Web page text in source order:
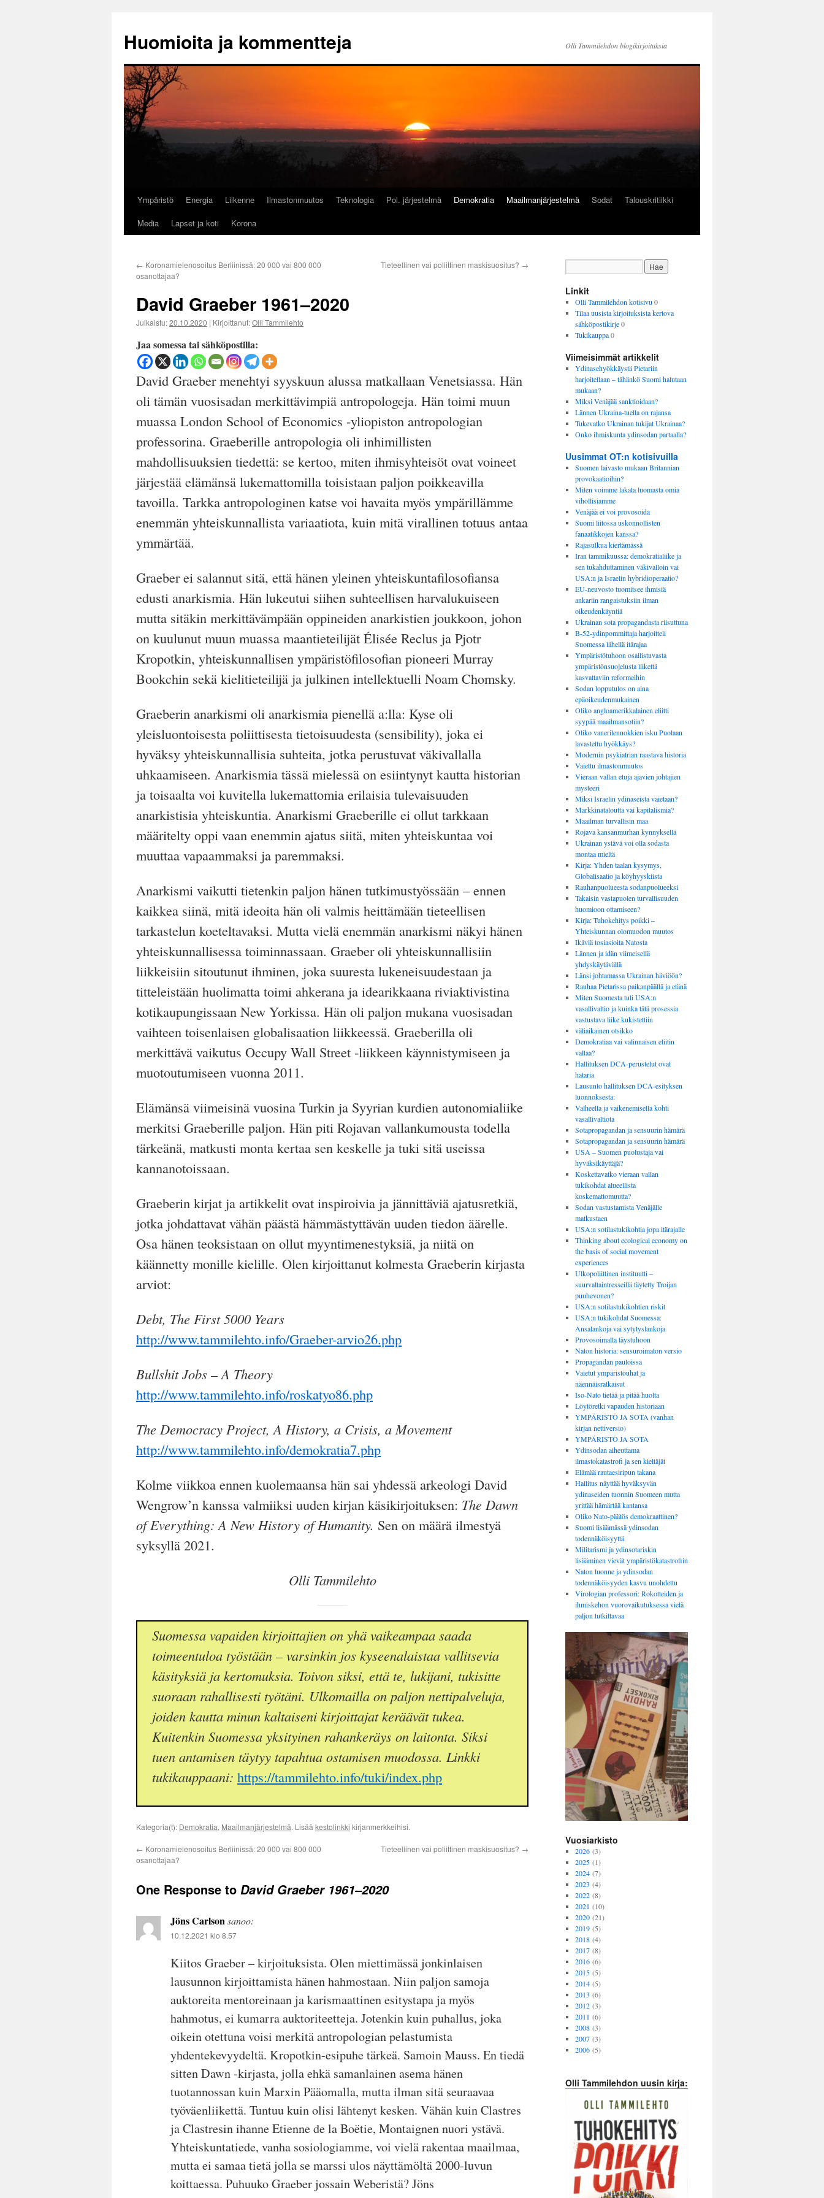
Huomioita ja kommentteja Olli Tammilehdon blogikirjoituksia
Siirry
sisältöön
Ympäristö Energia Liikenne Ilmastonmuutos Teknologia Pol. järjestelmä Demokratia Maailmanjärjestelmä Sodat
Talouskritiikki
Media
Lapset ja koti Korona
← Koronamielenosoitus Berliinissä: 20 000 vai 800 000
osanottajaa?
Tieteellinen vai poliittinen maskisuositus? →
David Graeber 1961–2020
Julkaistu:20.10.2020 | Kirjoittanut:Olli Tammilehto
Jaa somessa tai sähköpostilla:
David Graeber menehtyi syyskuun alussa matkallaan Venetsiassa. Hän
oli tämän vuosisadan merkittävimpiä antropologeja. Hän toimi muun
muassa London School of Economics -yliopiston antropologian
professorina. Graeberille antropologia oli inhimillisten
mahdollisuuksien tiedettä: se kertoo, miten ihmisyhteisöt ovat voineet
järjestää elämänsä lukemattomilla toisistaan paljon poikkeavilla
tavoilla. Tarkka antropologinen katse voi havaita myös ympärillämme
enemmän yhteiskunnallista variaatiota, kuin mitä virallinen totuus antaa
ymmärtää.
Graeber ei salannut sitä, että hänen yleinen yhteiskuntafilosofiansa
edusti anarkismia. Hän lukeutui siihen suhteellisen harvalukuiseen
mutta sitäkin merkittävämpään oppineiden anarkistien joukkoon, johon
on kuulunut muun muassa maantieteilijät Élisée Reclus ja Pjotr
Kropotkin, yhteiskunnallisen ympäristöfilosofian pioneeri Murray
Bookchin sekä kielitieteilijä ja julkinen intellektuelli Noam Chomsky.
Graeberin anarkismi oli anarkismia pienellä a:lla: Kyse oli
yleisluontoisesta poliittisesta tietoisuudesta (sensibility), joka ei
hyväksy yhteiskunnallisia suhteita, jotka perustuvat väkivallalla
uhkaamiseen. Anarkismia tässä mielessä on esiintynyt kautta historian
ja toisaalta voi kuvitella lukemattomia erilaisia tulevaisuuden
anarkistisia yhteiskuntia. Anarkismi Graeberille ei ollut tarkkaan
määritelty oppi vaan enemmin ajatus siitä, miten yhteiskuntaa voi
muuttaa vapaammaksi ja paremmaksi.
Anarkismi vaikutti tietenkin paljon hänen tutkimustyössään – ennen
kaikkea siinä, mitä ideoita hän oli valmis heittämään tieteellisen
tarkastelun koeteltavaksi. Mutta vielä enemmän anarkismi näkyi hänen
yhteiskunnallisessa toiminnassaan. Graeber oli yhteiskunnallisiin
liikkeisiin sitoutunut ihminen, joka suuresta lukeneisuudestaan ja
titteleistään huolimatta toimi ahkerana ja idearikkaana riviaktivistina
kotikaupungissaan New Yorkissa. Hän oli paljon mukana vuosisadan
vaihteen toisenlaisen globalisaation liikkeessä. Graeberilla oli
merkittävä vaikutus Occupy Wall Street -liikkeen käynnistymiseen ja
muotoutumiseen vuonna 2011.
Elämänsä viimeisinä vuosina Turkin ja Syyrian kurdien autonomialiike
merkitsi Graeberille paljon. Hän piti Rojavan vallankumousta todella
tärkeänä, matkusti monta kertaa sen keskelle ja tuki sitä useissa
kannanotoissaan.
Graeberin kirjat ja artikkelit ovat inspiroivia ja jännittäviä ajatusretkiä,
jotka johdattavat vähän päästä hämmästyttävän uuden tiedon äärelle.
Osa hänen teoksistaan on ollut myyntimenestyksiä, ja niitä on
käännetty monille kielille. Olen kirjoittanut kolmesta Graeberin kirjasta
arviot:
Debt, The First 5000 Years
http://www.tammilehto.info/Graeber-arvio26.php
Bullshit Jobs – A Theory
http://www.tammilehto.info/roskatyo86.php
The Democracy Project, A History, a Crisis, a Movement
http://www.tammilehto.info/demokratia7.php
Kolme viikkoa ennen kuolemaansa hän sai yhdessä arkeologi David
Wengrow’n kanssa valmiiksi uuden kirjan käsikirjoituksen: The Dawn
of Everything: A New History of Humanity. Sen on määrä ilmestyä
syksyllä 2021.
Olli Tammilehto
Suomessa vapaiden kirjoittajien on yhä vaikeampaa saada
toimeentuloa työstään – varsinkin jos kyseenalaistaa vallitsevia
käsityksiä ja kertomuksia. Toivon siksi, että te, lukijani, tukisitte
suoraan rahallisesti työtäni. Ulkomailla on paljon nettipalveluja,
joiden kautta minun kaltaiseni kirjoittajat keräävät tukea.
Kuitenkin Suomessa yksityinen rahankeräys on laitonta. Siksi
tuen antamisen täytyy tapahtua ostamisen muodossa. Linkki
tukikauppaani: https://tammilehto.info/tuki/index.php
Kategoria(t): Demokratia, Maailmanjärjestelmä. Lisää kestolinkki kirjanmerkkeihisi.
← Koronamielenosoitus Berliinissä: 20 000 vai 800 000
osanottajaa?
Tieteellinen vai poliittinen maskisuositus? →
One Response to David Graeber 1961–2020
Jöns Carlsonsanoo:
10.12.2021 klo 8.57
Kiitos Graeber – kirjoituksista. Olen miettimässä jonkinlaisen
lausunnon kirjoittamista hänen hahmostaan. Niin paljon samoja
auktoreita mentoreinaan ja karismaattinen esitystapa ja myös
hahmotus, ei kumarra auktoriteetteja. Jotenkin kuin puhallus, joka
oikein otettuna voisi merkitä antropologian pelastumista
yhdentekevyydeltä. Kropotkin-esipuhe tärkeä. Samoin Mauss. En tiedä
sitten Dawn -kirjasta, jolla ehkä samanlainen asema hänen
tuotannossan kuin Marxin Pääomalla, mutta ilman sitä seuraavaa
työväenliikettä. Tuntuu kuin olisi lähtenyt kesken. Vähän kuin Clastres
ja Clastresin ihanne Etienne de la Boëtie, Montaignen nuori ystävä.
Yhteiskuntatiede, vanha sosiologiamme, voi vielä rakentaa maailmaa,
mutta ei samaa tietä jolla se marssi ulos näyttämöltä 2000-luvun
koittaessa. Puhuuko Graeber jossain Weberistä? Jöns
Linkit
Olli Tammilehdon kotisivu 0
Tilaa uusista kirjoituksista kertova
sähköpostikirje0
Tukikauppa0
Viimeisimmät artikkelit
Ydinasehyökkäystä Pietariin
harjoitellaan – tähänkö Suomi halutaan
mukaan?
Miksi Venäjää sanktioidaan?
Lännen Ukraina-tuella on rajansa
Tukevatko Ukrainan tukijat Ukrainaa?
Onko ihmiskunta ydinsodan partaalla?
Uusimmat OT:n kotisivuilla
Suomen laivasto mukaan Britannian
provokaatioihin?
Miten voimme lakata luomasta omia
vihollisiamme
Venäjää ei voi provosoida
Suomi liitossa uskonnollisten
fanaatikkojen kanssa?
Rajasulkua kiertämässä
Iran tammikuussa: demokratialiike ja
sen tukahduttaminen väkivalloin vai
USA:n ja Israelin hybridioperaatio?
EU-neuvosto tuomitsee ihmisiä
ankariin rangaistuksiin ilman
oikeudenkäyntiä
Ukrainan sota propagandasta riisuttuna
B-52-ydinpommittaja harjoitteli
Suomessa lähellä itärajaa
Ympäristötuhoon osallistuvasta
ympäristönsuojelusta liikettä
kasvattaviin reformeihin
Sodan lopputulos on aina
epäoikeudenmukainen
Oliko angloamerikkalainen eliitti
syypää maailmansotiin?
Oliko vanerilennokkien isku Puolaan
lavastettu hyökkäys?
Modernin psykiatrian raastava historia
Vaiettu ilmastonmuutos
Vieraan vallan etuja ajavien johtajien
mysteeri
Miksi Israelin ydinaseista vaietaan?
Markkinataloutta vai kapitalismia?
Maailman turvallisin maa
Rojava kansanmurhan kynnyksellä
Ukrainan ystävä voi olla sodasta
montaa mieltä
Kirja: Yhden taalan kysymys,
Globalisaatio ja köyhyyskiista
Rauhanpuolueesta sodanpuolueeksi
Takaisin vastapuolen turvallisuuden
huomioon ottamiseen?
Kirja: Tuhokehitys poikki –
Yhteiskunnan olomuodon muutos
Ikäviä tosiasioita Natosta
Lännen ja idän viimeisellä
yhdyskäytävällä
Länsi johtamassa Ukrainan häviöön?
Rauhaa Pietarissa paikanpäällä ja etänä
Miten Suomesta tuli USA:n
vasallivaltio ja kuinka tätä prosessia
vastustava liike kukistettiin
väliaikainen otsikko
Demokratiaa vai valinnaisen eliitin
valtaa?
Hallituksen DCA-perustelut ovat
hataria
Lausunto hallituksen DCA-esityksen
luonnoksesta:
Valheella ja vaikenemisella kohti
vasallivaltiota
Sotapropagandan ja sensuurin hämärä
Sotapropagandan ja sensuurin hämärä
USA – Suomen puolustaja vai
hyväksikäyttäjä?
Koskettavatko vieraan vallan
tukikohdat alueellista
koskemattomuutta?
Sodan vastustamista Venäjälle
matkustaen
USA:n sotilastukikohtia jopa itärajalle
Thinking about ecological economy on
the basis of social movement
experiences
Ulkopoliittinen instituutti –
suurvaltaintresseillä täytetty Troijan
puuhevonen?
USA:n sotilastukikohtien riskit
USA:n tukikohdat Suomessa:
Ansalankoja vai sytytyslankoja
Provosoimalla täystuhoon
Naton historia: sensuroimaton versio
Propagandan pauloissa
Vaietut ympäristöuhat ja
näennäisratkaisut
Iso-Nato tietää ja pitää huolta
Löytöretki vapauden historiaan
YMPÄRISTÖ JA SOTA (vanhan
kirjan nettiversio)
YMPÄRISTÖ JA SOTA
Ydinsodan aiheuttama
ilmastokatastrofi ja sen kieltäjät
Elämää rautaesiripun takana
Hallitus näyttää hyväksyvän
ydinaseiden tuonnin Suomeen mutta
yrittää hämärtää kantansa
Oliko Nato-päätös demokraattinen?
Suomi lisäämässä ydinsodan
todennäköisyyttä
Militarismi ja ydinsotariskin
lisääminen vievät ympäristökatastrofiin
Naton luonne ja ydinsodan
todennäköisyyden kasvu unohdettu
Virologian professori: Rokotteiden ja
ihmiskehon vuorovaikutuksessa vielä
paljon tutkittavaa
Vuosiarkisto
2026(3)
2025(1)
2024(7)
2023 (4)
2022(8)
2021 (10)
2020(21)
2019(5)
2018(4)
2017(8)
2016(6)
2015(5)
2014(5)
2013 (6)
2012(3)
2011 (6)
2008(3)
2007(3)
2006(5)
Olli Tammilehdon uusin kirja: